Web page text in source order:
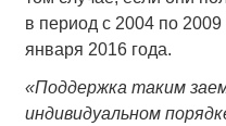
в период с 2004 по
января 2016 года.
«Поддержка таким
индивидуальном